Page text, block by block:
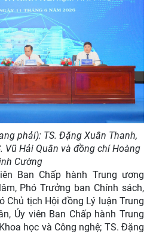
phải): TS. Đặng Xuân Thanh,
Vũ Hải Quân và đồng chí Hoàng
Cường
Ban Chấp hành Trung ương
Phó Trưởng ban Chính sách,
Chủ tịch Hội đồng Lý luận Trung
Ủy viên Ban Chấp hành Trung
học và Công nghệ; TS. Đặng